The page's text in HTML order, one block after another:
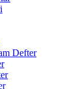
Defter